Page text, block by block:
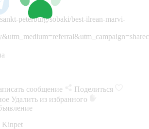
peterburg/sobaki/best-ilrean-marvi-
сообщение
Поделиться
Удалить из избранного
Kinpet